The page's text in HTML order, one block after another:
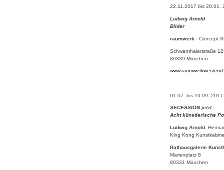
22.11.2017 bis 20.01.
Ludwig Arnold
Bilder
raumwerk - Concept
Schwanthalerstraße
80339 München
01.07. bis 10.09. 2017
SECESSION jetzt
Acht künstlerische
Ludwig Arnold ,
King Kong
Rathausgalerie
Marienplatz 8
80331 München